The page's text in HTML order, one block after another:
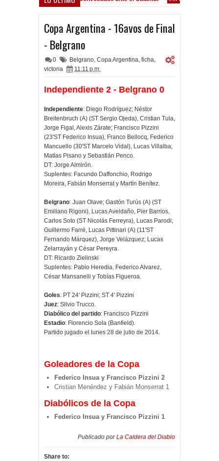
Copa Argentina - 16avos de Final
- Belgrano
0 Belgrano, Copa Argentina, ficha,
victoria
11:11 p.m.
Independiente 2 - Belgrano 0
Independiente: Diego Rodríguez; Néstor
Breitenbruch (A) (ST Sergio Ojeda), Cristian Tula,
Jorge Figal, Alexis Zárate; Francisco Pizzini
(23'ST Federico Insua), Franco Bellocq, Federico
Mancuello (30'ST Marcelo Vidal), Lucas Villalba;
Matías Pisano y Sebastián Penco.
DT: Jorge Almirón.
Suplentes: Facundo Daffonchio, Rodrigo
Moreira, Fabián Monserrat y Martín Benítez.
Belgrano: Juan Olave; Gastón Turús (A) (ST
Emiliano Rigoni), Lucas Aveldaño, Pier Barrios,
Carlos Soto (ST Nicolás Ferreyra), Lucas Parodi;
Guillermo Farré, Lucas Pittinari (A) (11'ST
Fernando Márquez), Jorge Velázquez; Lucas
Zelarrayán y César Pereyra.
DT: Ricardo Zielinski
Suplentes: Pablo Heredia, Federico Alvarez,
César Mansanelli y Tobías Figueroa.
Goles: PT 24' Pizzini; ST 4' Pizzini
Juez: Silvio Trucco.
Diabólico del partido: Francisco Pizzini
Estadio: Florencio Sola (Banfield).
Partido jugado el lunes 28 de julio de 2014.
Goleadores de la Copa
Federico Insua y Francisco Pizzini 2
Cristian Menéndez y Fabián Monserrat 1
Diabólicos de la Copa
Federico Insua y Francisco Pizzini 1
Publicado porLa Caldera del Diablo
Share to: